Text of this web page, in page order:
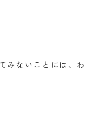
みないことには、